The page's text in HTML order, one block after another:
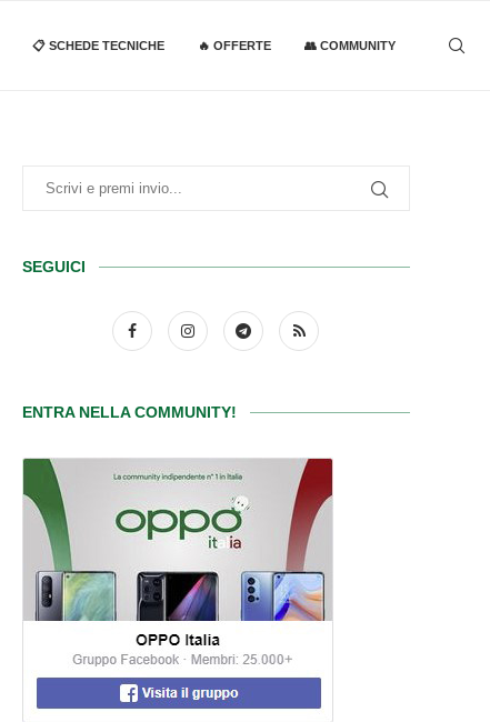
📋 SCHEDE TECNICHE 🔥 OFFERTE 👥 COMMUNITY
SEGUICI
ENTRA NELLA COMMUNITY!